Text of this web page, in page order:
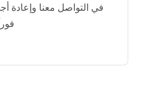
في التواصل معنا وإعادة